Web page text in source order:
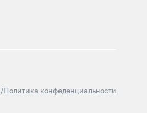
/Политика конфеденциальности